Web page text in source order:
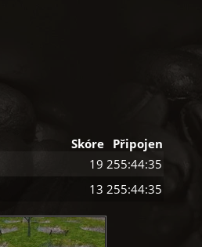
Skóre Připojen
19 255:44:35
13 255:44:35